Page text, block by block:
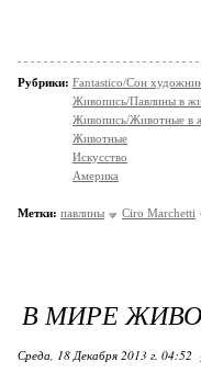
Рубрики: Fantastico/Сон
Живопись/Павлины в
Живопись/Животные в
Животные
Искусство
Америка
Метки: павлины Ciro Marchetti
В МИРЕ
Среда, 18 Декабря 2013 г. 04:52